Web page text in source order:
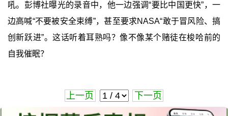
吼。彭博社曝光的录音中，他一边强调“要比中国更快”，一
边高喊“不要被安全束缚”，甚至要求NASA“敢于冒风险、搞
创新跃进”。这话听着耳熟吗？像不像某个赌徒在梭哈前的
自我催眠？
上一页 下一页